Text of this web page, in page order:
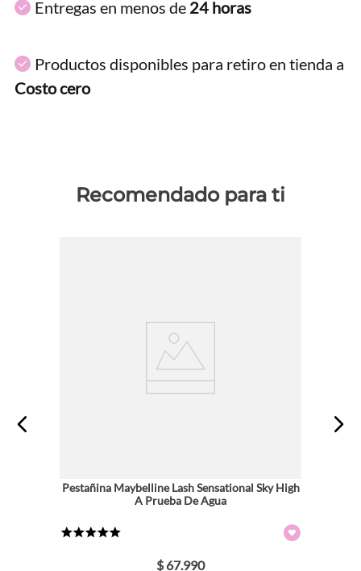
Entregas en menos de 24 horas
Productos disponibles para retiro en tienda a
Costo cero
Recomendado para ti
Pestañina Maybelline Lash Sensational Sky High
A Prueba De Agua
$ 67.990